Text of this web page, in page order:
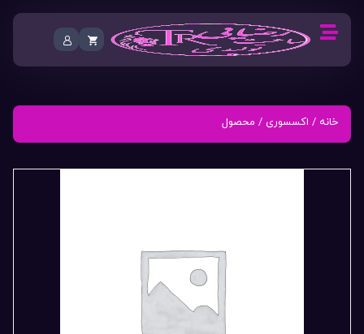
خانه / اکسسوری / محصول